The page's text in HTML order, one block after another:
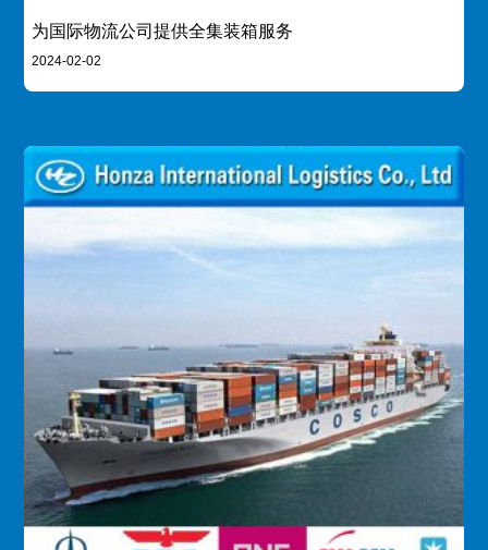
为国际物流公司提供全集装箱服务
2024-02-02